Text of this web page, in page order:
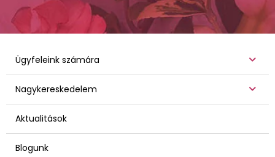
Ügyfeleink számára
Nagykereskedelem
Aktualitások
Blogunk